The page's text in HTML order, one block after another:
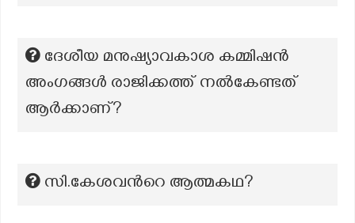
ദേശീയ മനുഷ്യാവകാശ കമ്മിഷൻ
അംഗങ്ങൾ രാജിക്കത്ത് നൽകേണ്ടത്
ആർക്കാണ്?
സി.കേശവന്‍റെ ആത്മകഥ?